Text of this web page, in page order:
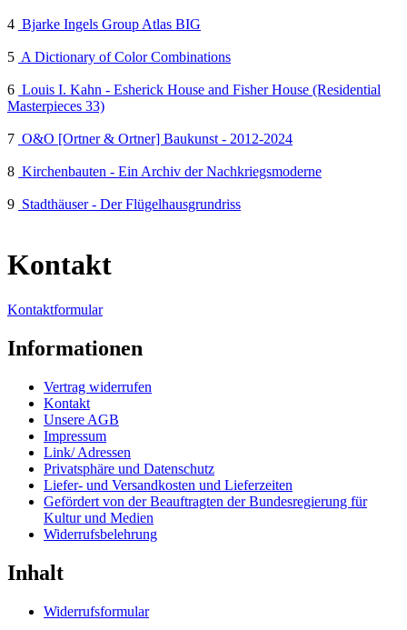
4 Bjarke Ingels Group Atlas BIG
5 A Dictionary of Color Combinations
6 Louis I. Kahn - Esherick House and Fisher House (Residential
Masterpieces 33)
7 O&O [Ortner & Ortner] Baukunst - 2012-2024
8 Kirchenbauten - Ein Archiv der Nachkriegsmoderne
9 Stadthäuser - Der Flügelhausgrundriss
Kontakt
Kontaktformular
Informationen
Vertrag widerrufen
Kontakt
Unsere AGB
Impressum
Link/ Adressen
Privatsphäre und Datenschutz
Liefer- und Versandkosten und Lieferzeiten
Gefördert von der Beauftragten der Bundesregierung für
Kultur und Medien
Widerrufsbelehrung
Inhalt
Widerrufsformular